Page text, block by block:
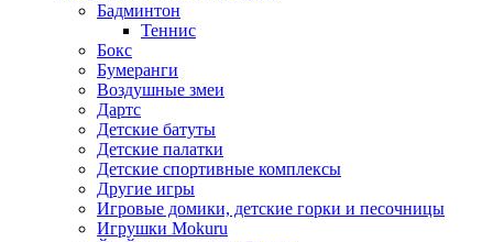
Бадминтон
Теннис
Бокс
Бумеранги
Воздушные змеи
Дартс
Детские батуты
Детские палатки
Детские спортивные комплексы
Другие игры
Игровые домики, детские горки и песочницы
Игрушки Mokuru